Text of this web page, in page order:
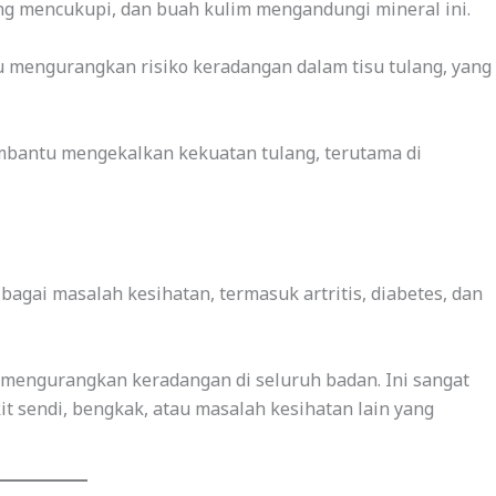
mencukupi, dan buah kulim mengandungi mineral ini.
risiko keradangan dalam tisu tulang, yang
mengekalkan kekuatan tulang, terutama di
masalah kesihatan, termasuk artritis, diabetes, dan
keradangan di seluruh badan. Ini sangat
bengkak, atau masalah kesihatan lain yang